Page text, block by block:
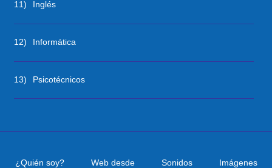
11) Inglés
12) Informática
13) Psicotécnicos
¿Quién soy? Web desde Sonidos Imágenes